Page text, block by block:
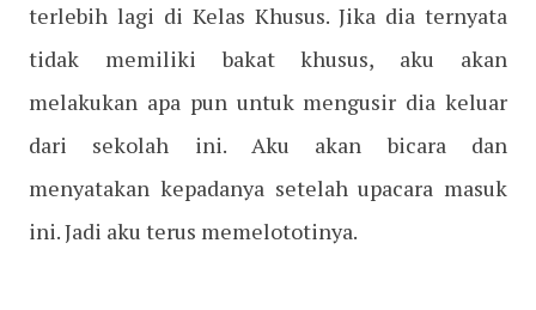
terlebih lagi di Kelas Khusus. Jika dia ternyata
tidak memiliki bakat khusus, aku akan
melakukan apa pun untuk mengusir dia keluar
dari sekolah ini. Aku akan bicara dan
menyatakan kepadanya setelah upacara masuk
ini. Jadi aku terus memelototinya.